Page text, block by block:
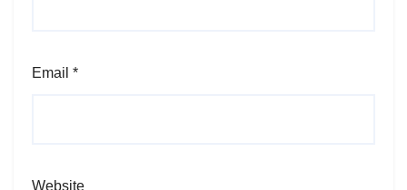
Email *
Website